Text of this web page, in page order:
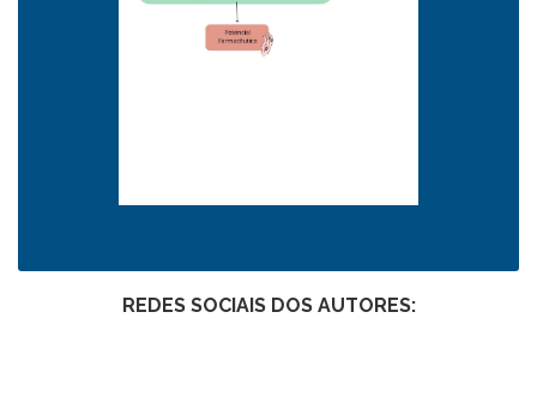
REDES SOCIAIS DOS AUTORES: